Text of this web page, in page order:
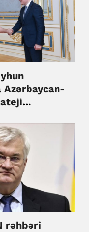
Azərbaycan-
rəhbəri